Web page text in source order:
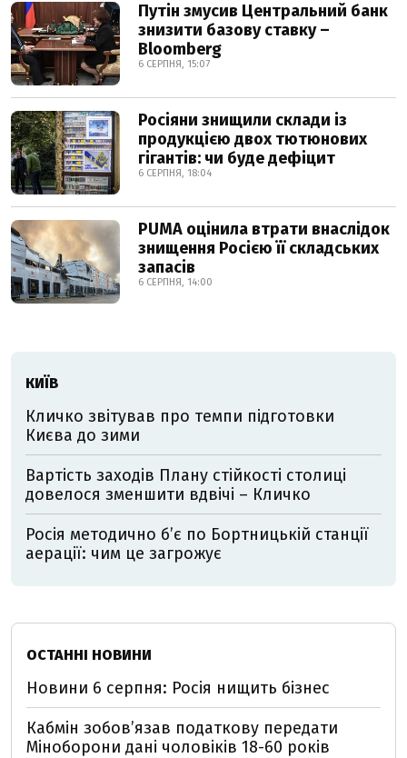
Путін змусив Центральний банк
знизити базову ставку –
Bloomberg
6 СЕРПНЯ, 15:07
Росіяни знищили склади із
продукцією двох тютюнових
гігантів: чи буде дефіцит
6 СЕРПНЯ, 18:04
PUMA оцінила втрати внаслідок
знищення Росією її складських
запасів
6 СЕРПНЯ, 14:00
КИЇВ
Кличко звітував про темпи підготовки
Києва до зими
Вартість заходів Плану стійкості столиці
довелося зменшити вдвічі – Кличко
Росія методично б’є по Бортницькій станції
аерації: чим це загрожує
ОСТАННІ НОВИНИ
Новини 6 серпня: Росія нищить бізнес
Кабмін зобовʼязав податкову передати
Міноборони дані чоловіків 18-60 років